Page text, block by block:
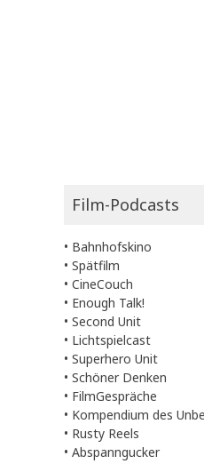
Film-Podcasts
• Bahnhofskino
• Spätfilm
• CineCouch
• Enough Talk!
• Second Unit
• Lichtspielcast
• Superhero Unit
• Schöner Denken
• FilmGespräche
• Kompendium des
• Rusty Reels
• Abspanngucker